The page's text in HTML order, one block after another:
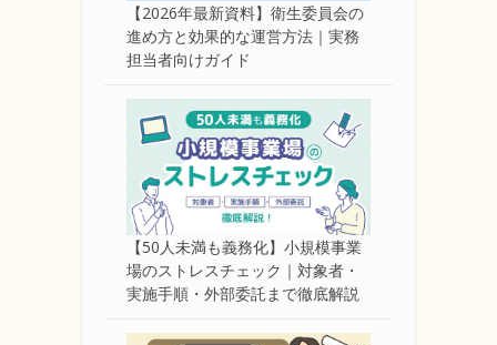
【2026年最新資料】衛生委員会の
進め方と効果的な運営方法｜実務
担当者向けガイド
【50人未満も義務化】小規模事業
場のストレスチェック｜対象者・
実施手順・外部委託まで徹底解説